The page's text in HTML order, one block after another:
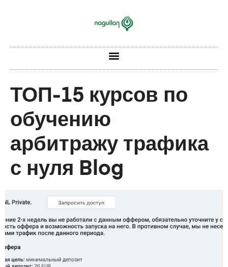
ТОП-15 курсов по
обучению
арбитражу трафика
с нуля Blog